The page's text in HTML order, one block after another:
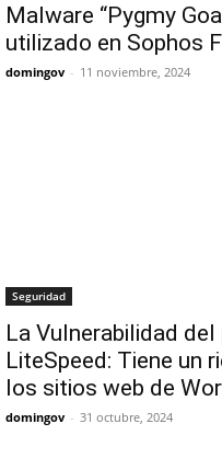
Malware “Pygmy
utilizado en Sophos
domingov - 11 noviembre, 2024
Seguridad
La Vulnerabilidad del
LiteSpeed: Tiene un
los sitios web de
domingov - 31 octubre, 2024